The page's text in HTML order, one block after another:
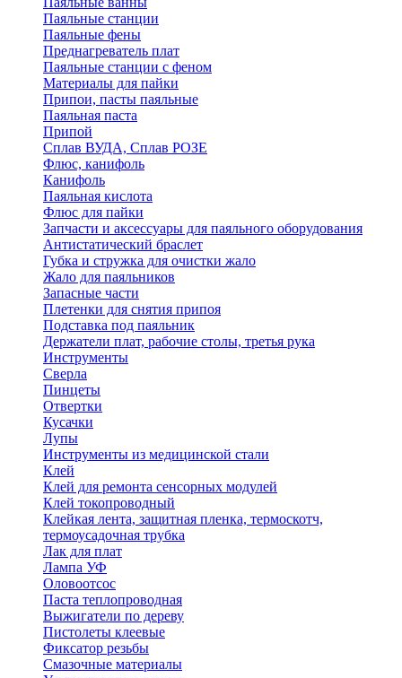
Паяльные станции
Паяльные фены
Преднагреватель плат
Паяльные станции с феном
Материалы для пайки
Припои, пасты паяльные
Паяльная паста
Припой
Сплав ВУДА, Сплав РОЗЕ
Флюс, канифоль
Канифоль
Паяльная кислота
Флюс для пайки
Запчасти и аксессуары для паяльного оборудования
Антистатический браслет
Губка и стружка для очистки жало
Жало для паяльников
Запасные части
Плетенки для снятия припоя
Подставка под паяльник
Держатели плат, рабочие столы, третья рука
Инструменты
Сверла
Пинцеты
Отвертки
Кусачки
Лупы
Инструменты из медицинской стали
Клей
Клей для ремонта сенсорных модулей
Клей токопроводный
Клейкая лента, защитная пленка, термоскотч,
термоусадочная трубка
Лак для плат
Лампа УФ
Оловоотсос
Паста теплопроводная
Выжигатели по дереву
Пистолеты клеевые
Фиксатор резьбы
Смазочные материалы